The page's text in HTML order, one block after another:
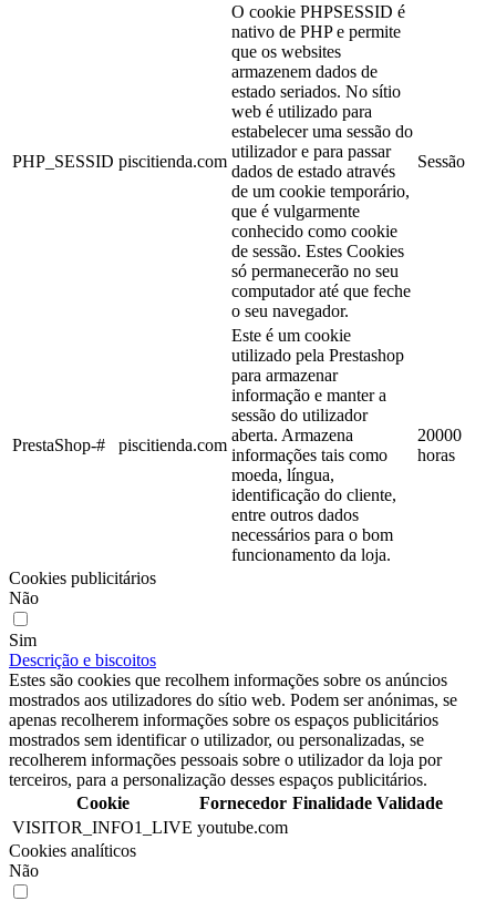
PHP_SESSID piscitienda.com
O cookie PHPSESSID é
nativo de PHP e permite
que os websites
armazenem dados de
estado seriados. No sítio
web é utilizado para
estabelecer uma sessão do
utilizador e para passar
dados de estado através
de um cookie temporário,
que é vulgarmente
conhecido como cookie
de sessão. Estes Cookies
só permanecerão no seu
computador até que feche
o seu navegador.
Sessão
PrestaShop-# piscitienda.com
Este é um cookie
utilizado pela Prestashop
para armazenar
informação e manter a
sessão do utilizador
aberta. Armazena
informações tais como
moeda, língua,
identificação do cliente,
entre outros dados
necessários para o bom
funcionamento da loja.
20000
horas
Cookies publicitários
Não
Sim
Descrição e biscoitos
Estes são cookies que recolhem informações sobre os anúncios
mostrados aos utilizadores do sítio web. Podem ser anónimas, se
apenas recolherem informações sobre os espaços publicitários
mostrados sem identificar o utilizador, ou personalizadas, se
recolherem informações pessoais sobre o utilizador da loja por
terceiros, para a personalização desses espaços publicitários.
Cookie
Fornecedor Finalidade Validade
VISITOR_INFO1_LIVE youtube.com
Cookies analíticos
Não